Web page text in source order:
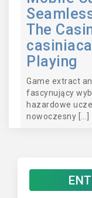
The
Playing
Game extract
fascynujący
hazardowe
nowoczesny […]